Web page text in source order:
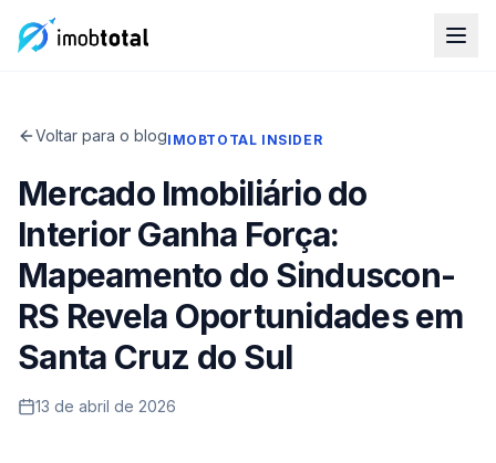
Voltar para o blogIMOBTOTAL INSIDER
Mercado Imobiliário do
Interior Ganha Força:
Mapeamento do Sinduscon-
RS Revela Oportunidades em
Santa Cruz do Sul
13 de abril de 2026